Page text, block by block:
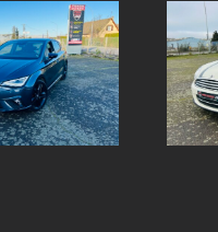
Echappement inox
sur mesure Mini
Cooper 1.6l